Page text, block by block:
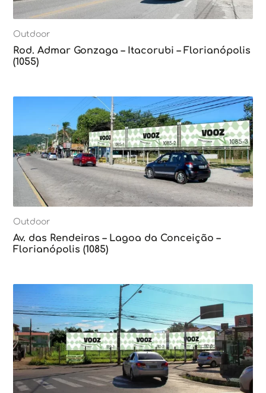
Outdoor
Rod. Admar Gonzaga – Itacorubi – Florianópolis
(1055)
Outdoor
Av. das Rendeiras – Lagoa da Conceição –
Florianópolis (1085)